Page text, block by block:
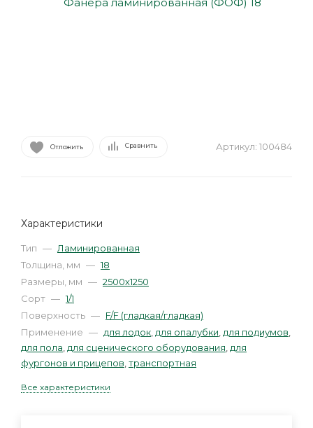
Отложить Сравнить Артикул: 100484
Характеристики
Тип — Ламинированная
Толщина, мм — 18
Размеры, мм — 2500х1250
Сорт — 1/1
Поверхность — F/F (гладкая/гладкая)
Применение — для лодок для опалубки для подиумов
для пола для сценического оборудования для
фургонов и прицепов транспортная
Все характеристики